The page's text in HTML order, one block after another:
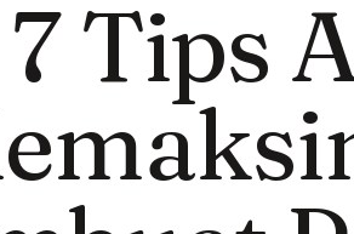
7 Tips